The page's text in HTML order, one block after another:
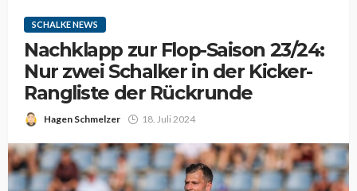
SCHALKE NEWS
Nachklapp zur Flop-Saison 23/24:
Nur zwei Schalker in der Kicker-
Rangliste der Rückrunde
Hagen Schmelzer 18. Juli 2024